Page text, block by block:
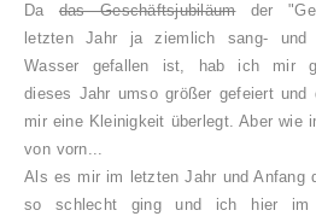
Da das Geschäftsjubiläumder
letzten Jahr ja ziemlich sang- und
Wasser gefallen ist, hab ich mir
dieses Jahr umso größer gefeiert und
mir eine Kleinigkeit überlegt. Aber wie
von vorn...
Als es mir im letzten Jahr und Anfang
so schlecht ging und ich hier im